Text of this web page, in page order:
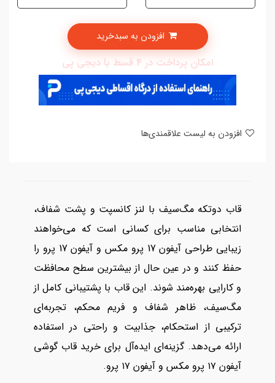
امکان پرداخت در 4 قسط با دیجی پی
قاب دو‌تکه مگ‌سیف با لنز کانسپت و پشت شفاف،
انتخابی مناسب برای کسانی است که می‌خواهند
زیبایی طراحی آیفون 17 پرو مکس و آیفون 17 پرو را
حفظ کنند و در عین حال از بیشترین سطح محافظت
و کارایی بهره‌مند شوند. این قاب با پشتیبانی کامل از
مگ‌سیف، ظاهر شفاف و فریم محکم، تجربه‌ای
ترکیبی از استحکام، جذابیت و راحتی در استفاده
ارائه می‌دهد. گزینه‌ای ایده‌آل برای خرید قاب گوشی
آیفون ۱۷ پرو مکس و آیفون ۱۷ پرو.